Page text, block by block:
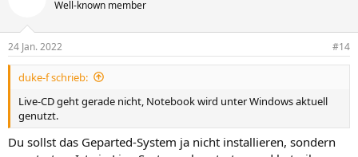
Well-known member
24 Jan. 2022 #14
duke-f schrieb:
Live-CD geht gerade nicht, Notebook wird unter Windows aktuell
genutzt.
Du sollst das Geparted-System ja nicht installieren, sondern